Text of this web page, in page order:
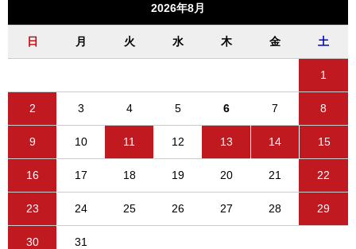
2026年8月
日 月 火 水 木 金 土
1
2 3 4 5 6 7 8
9 10 11 12 13 14 15
16 17 18 19 20 21 22
23 24 25 26 27 28 29
30 31